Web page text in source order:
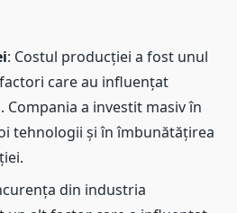
: Costul producției a fost unul
care au influențat
Compania a investit masiv în
tehnologii și în îmbunătățirea
din industria